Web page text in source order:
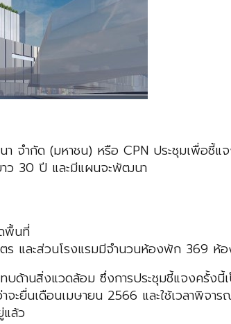
ำกัด (มหาชน) หรือ CPN ประชุมเพื่อชี้แ
าว 30 ปี และมีแผนจะพัฒนา
พื้นที่
และส่วนโรงแรมมีจำนวนห้องพัก 369 ห้
บด้านสิ่งแวดล้อม ซึ่งการประชุมชี้แจงครั้
ยื่นเดือนเมษายน 2566 และใช้เวลาพิจา
ล้ว